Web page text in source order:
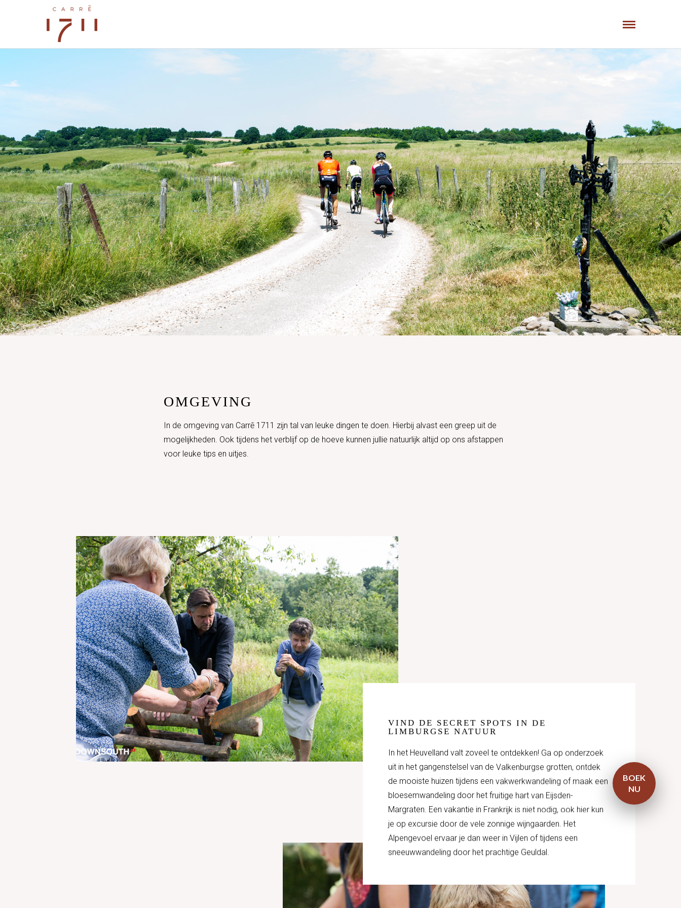
BOEK
NU
OMGEVING
In de omgeving van Carrē 1711 zijn tal van leuke dingen te doen. Hierbij alvast een greep uit de
mogelijkheden. Ook tijdens het verblijf op de hoeve kunnen jullie natuurlijk altijd op ons afstappen
voor leuke tips en uitjes.
VIND DE SECRET SPOTS IN DE
LIMBURGSE NATUUR
In het Heuvelland valt zoveel te ontdekken! Ga op onderzoek
uit in het gangenstelsel van de Valkenburgse grotten, ontdek
de mooiste huizen tijdens een vakwerkwandeling of maak een
bloesemwandeling door het fruitige hart van Eijsden-
Margraten. Een vakantie in Frankrijk is niet nodig, ook hier kun
je op excursie door de vele zonnige wijngaarden. Het
Alpengevoel ervaar je dan weer in Vijlen of tijdens een
sneeuwwandeling door het prachtige Geuldal.